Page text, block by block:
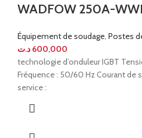
WADFOW 250A-
Équipement de soudage Postes
600,000 د.ت
technologie d’onduleur IGBT
Fréquence : 50/60 Hz Courant de
service :